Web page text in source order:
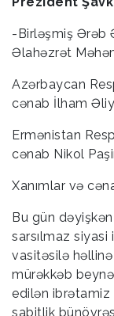
-Birləşmiş Ərəb
Əlahəzrət
Azərbaycan
cənab İlham
Ermənistan
cənab Nikol
Xanımlar və
Bu gün
sarsılmaz
vasitəsilə həllinə
mürəkkəb
edilən ibrətamiz
sabitlik